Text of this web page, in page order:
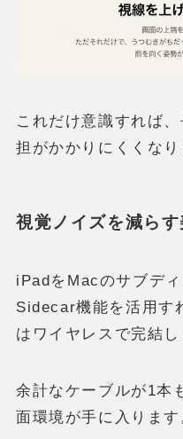
これだけ意識すれば
担がかかりにくくなり
視覚ノイズを減ら
iPadをMacのサブデ
Sidecar機能を活用す
はワイヤレスで完結し
余計なケーブルが1本
面環境が手に入ります